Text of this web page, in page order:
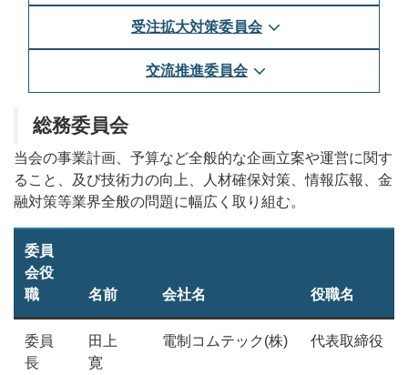
受注拡大対策委員会
交流推進委員会
総務委員会
当会の事業計画、予算など全般的な企画立案や運営に関す
ること、及び技術力の向上、人材確保対策、情報広報、金
融対策等業界全般の問題に幅広く取り組む。
委員
会役
職
名前 会社名 役職名
委員
長
田上
寛
電制コムテック(株) 代表取締役